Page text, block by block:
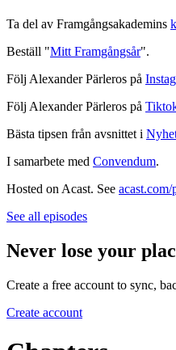
Ta del av Framgångsakademins
Beställ "Mitt Framgångsår".
Följ Alexander Pärleros på
Följ Alexander Pärleros på
Bästa tipsen från avsnittet i
I samarbete med Convendum.
Hosted on Acast. See
See all episodes
Never lose your
Create a free account to sync,
Create account